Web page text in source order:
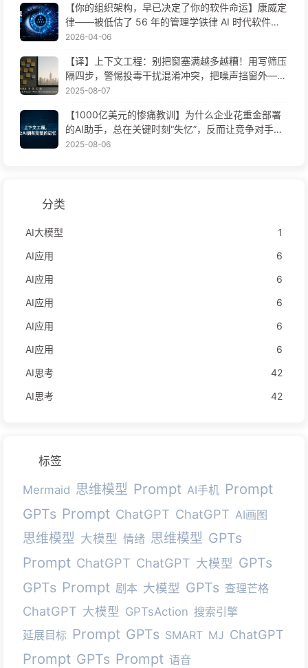
【你的组织架构，早已决定了你的软件命运】康威定
律——被低估了 56 年的管理学铁律 AI 时代软件工
程变革——慢慢学AI171
2026-04-06
【译】上下文工程：别把窗塞满越多越糟！用写筛压
隔四步，警惕投毒干扰混淆冲突，把噪声挡窗外——
慢慢学AI170
2025-08-07
【1000亿美元的惨痛教训】为什么企业花重金部署
的AI助手，总在关键时刻“失忆”，反而让竞争对手实
现90%性能提升？——慢慢学AI169
2025-08-06
分类
AI大模型
1
AI应用
6
AI应用
6
AI应用
6
AI应用
6
AI应用
6
AI思考
42
AI思考
42
标签
Mermaid 思维模型 Prompt AI手机 Prompt
GPTs Prompt ChatGPT ChatGPT AI画图
思维模型 大模型 情绪 思维模型 GPTs
Prompt ChatGPT ChatGPT 大模型 GPTs
GPTs Prompt 剧本 大模型 GPTs 查理芒格
ChatGPT 大模型 GPTsAction 搜索引擎
延展目标 Prompt GPTs SMART MJ ChatGPT
Prompt GPTs Prompt 语音